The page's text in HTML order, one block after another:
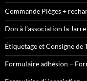
Commande Pièges +
Don à l’association la
Étiquetage et Consigne de
Formulaire adhésion –